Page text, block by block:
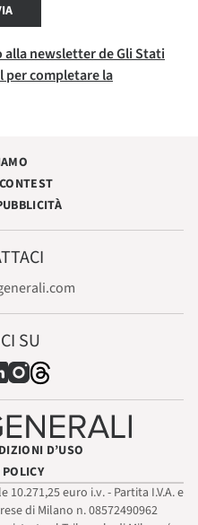
alla newsletter de Gli Stati
per completare la
SU
D’USO
euro i.v. - Partita I.V.A. e
di Milano n. 08572490962